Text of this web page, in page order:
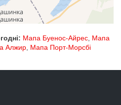
Мапа Буенос-Айрес, Мапа
Алжир, Мапа Порт-Морсбі